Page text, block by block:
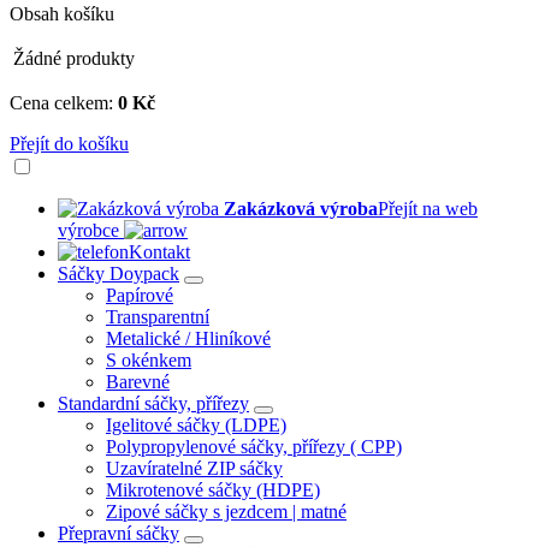
Obsah košíku
Žádné produkty
Cena celkem: 0 Kč
Přejít do košíku
Zakázková výrobaPřejít na web
výrobce
Kontakt
Sáčky Doypack
Papírové
Transparentní
Metalické / Hliníkové
S okénkem
Barevné
Standardní sáčky, přířezy
Igelitové sáčky (LDPE)
Polypropylenové sáčky, přířezy ( CPP)
Uzavíratelné ZIP sáčky
Mikrotenové sáčky (HDPE)
Zipové sáčky s jezdcem | matné
Přepravní sáčky